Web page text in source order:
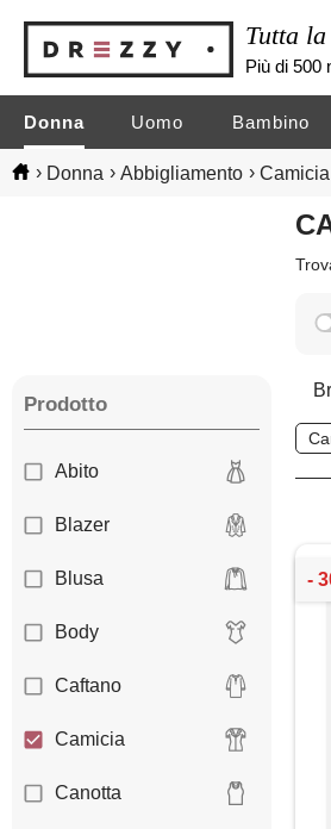
Tutta
Più di 500
Donna Uomo Bambino
› Donna › Abbigliamento › Camicia
Prodotto
Abito
Blazer
Blusa
Body
Caftano
Camicia
Canotta